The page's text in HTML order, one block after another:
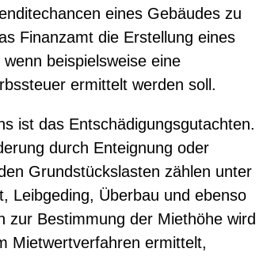
eines Gebäudes zu
Finanzamt die Erstellung eines
beispielsweise eine
ermittelt werden soll.
ist das Entschädigungsgutachten.
durch Enteignung oder
Grundstückslasten zählen unter
Leibgeding, Überbau und ebenso
zur Bestimmung der Miethöhe wird
Mietwertverfahren ermittelt,